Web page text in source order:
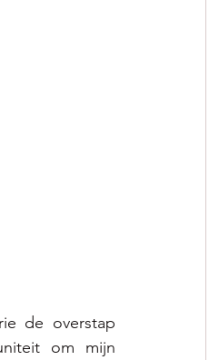
de overstap
om mijn